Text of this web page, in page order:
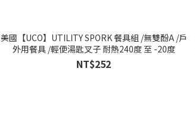
美國【UCO】UTILITY SPORK 餐具組 /無雙酚A /戶
外用餐具 /輕便湯匙叉子 耐熱240度 至 -20度
NT$252